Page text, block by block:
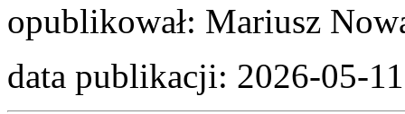
opublikował: Mariusz
data publikacji: 2026-05-11